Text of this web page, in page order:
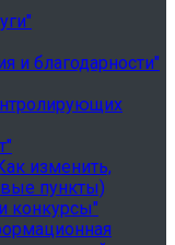
и благодарности"
изменить,
пункты)
конкурсы"